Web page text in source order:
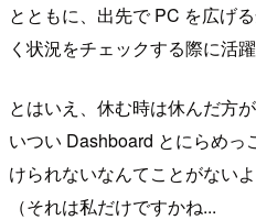
とともに、出先で PC を広げ
く状況をチェックする際に活
とはいえ、休む時は休んだ方
いつい Dashboard とにらめっ
けられないなんてことがない
（それは私だけですかね...